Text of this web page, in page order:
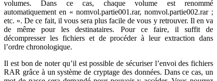
volumes. Dans ce cas, chaque volume est renommé
automatiquement en « nomvol.partie001.rar, nomvol.partie002.rar ;
etc. ». De ce fait, il vous sera plus facile de vous y retrouver. Il en va
de même pour les destinataires. Pour ce faire, il suffit de
décompresser les fichiers et de procéder à leur extraction dans
l’ordre chronologique.
Il est bon de noter qu’il est possible de sécuriser l’envoi des fichiers
RAR grâce à un système de cryptage des données. Dans ce cas, un